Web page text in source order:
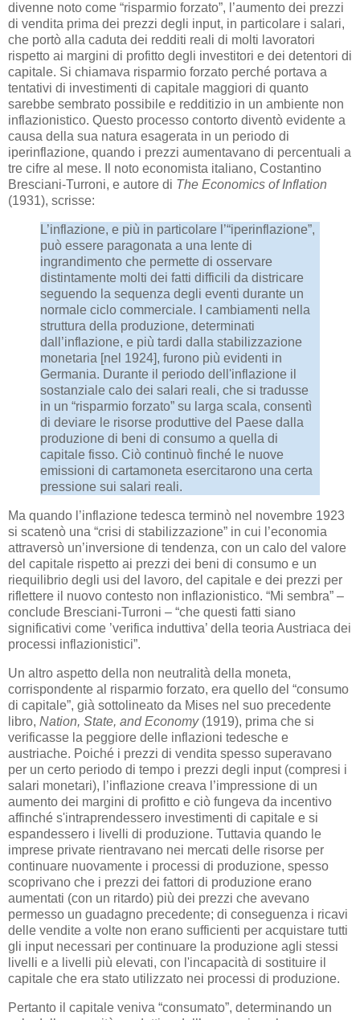
divenne noto come “risparmio forzato”, l’aumento dei prezzi
di vendita prima dei prezzi degli input, in particolare i salari,
che portò alla caduta dei redditi reali di molti lavoratori
rispetto ai margini di profitto degli investitori e dei detentori di
capitale. Si chiamava risparmio forzato perché portava a
tentativi di investimenti di capitale maggiori di quanto
sarebbe sembrato possibile e redditizio in un ambiente non
inflazionistico. Questo processo contorto diventò evidente a
causa della sua natura esagerata in un periodo di
iperinflazione, quando i prezzi aumentavano di percentuali a
tre cifre al mese. Il noto economista italiano, Costantino
Bresciani-Turroni, e autore di The Economics of Inflation
(1931), scrisse:
L’inflazione, e più in particolare l’“iperinflazione”,
può essere paragonata a una lente di
ingrandimento che permette di osservare
distintamente molti dei fatti difficili da districare
seguendo la sequenza degli eventi durante un
normale ciclo commerciale. I cambiamenti nella
struttura della produzione, determinati
dall’inflazione, e più tardi dalla stabilizzazione
monetaria [nel 1924], furono più evidenti in
Germania. Durante il periodo dell'inflazione il
sostanziale calo dei salari reali, che si tradusse
in un “risparmio forzato” su larga scala, consentì
di deviare le risorse produttive del Paese dalla
produzione di beni di consumo a quella di
capitale fisso. Ciò continuò finché le nuove
emissioni di cartamoneta esercitarono una certa
pressione sui salari reali.
Ma quando l’inflazione tedesca terminò nel novembre 1923
si scatenò una “crisi di stabilizzazione” in cui l’economia
attraversò un’inversione di tendenza, con un calo del valore
del capitale rispetto ai prezzi dei beni di consumo e un
riequilibrio degli usi del lavoro, del capitale e dei prezzi per
riflettere il nuovo contesto non inflazionistico. “Mi sembra” –
conclude Bresciani-Turroni – “che questi fatti siano
significativi come ’verifica induttiva’ della teoria Austriaca dei
processi inflazionistici”.
Un altro aspetto della non neutralità della moneta,
corrispondente al risparmio forzato, era quello del “consumo
di capitale”, già sottolineato da Mises nel suo precedente
libro, Nation, State, and Economy(1919), prima che si
verificasse la peggiore delle inflazioni tedesche e
austriache. Poiché i prezzi di vendita spesso superavano
per un certo periodo di tempo i prezzi degli input (compresi i
salari monetari), l’inflazione creava l’impressione di un
aumento dei margini di profitto e ciò fungeva da incentivo
affinché s'intraprendessero investimenti di capitale e si
espandessero i livelli di produzione. Tuttavia quando le
imprese private rientravano nei mercati delle risorse per
continuare nuovamente i processi di produzione, spesso
scoprivano che i prezzi dei fattori di produzione erano
aumentati (con un ritardo) più dei prezzi che avevano
permesso un guadagno precedente; di conseguenza i ricavi
delle vendite a volte non erano sufficienti per acquistare tutti
gli input necessari per continuare la produzione agli stessi
livelli e a livelli più elevati, con l'incapacità di sostituire il
capitale che era stato utilizzato nei processi di produzione.
Pertanto il capitale veniva “consumato”, determinando un